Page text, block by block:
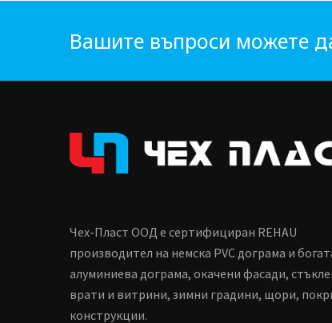
Вашите въпроси можете
Чех-Пласт ООД е сертифициран REHAU
производител на немска PVC дограма и
алуминиева дограма, окачени фасади,
врати и витрини, зимни градини, щори,
конструкции.